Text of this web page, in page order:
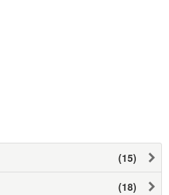
(15)
(18)